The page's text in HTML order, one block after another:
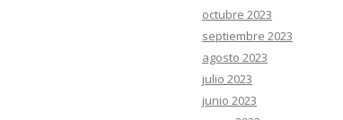
octubre 2023
septiembre 2023
agosto 2023
julio 2023
junio 2023